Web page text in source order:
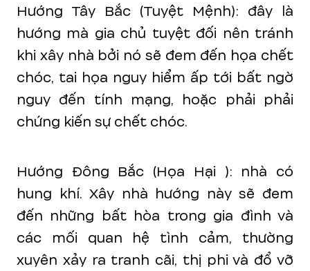
Hướng Tây Bắc (Tuyệt Mệnh): đây là
hướng mà gia chủ tuyệt đối nên tránh
khi xây nhà bởi nó sẽ đem đến họa chết
chóc, tai họa nguy hiểm ấp tới bất ngờ
nguy đến tính mạng, hoặc phải phải
chứng kiến sự chết chóc.
Hướng Đông Bắc (Họa Hại ): nhà có
hung khí. Xây nhà hướng này sẽ đem
đến những bất hòa trong gia đình và
các mối quan hệ tình cảm, thường
xuyên xảy ra tranh cãi, thị phi và đổ vỡ